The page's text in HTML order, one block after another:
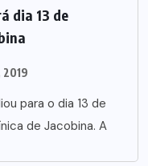
dia 13 de
2019
para o dia 13 de
de Jacobina. A